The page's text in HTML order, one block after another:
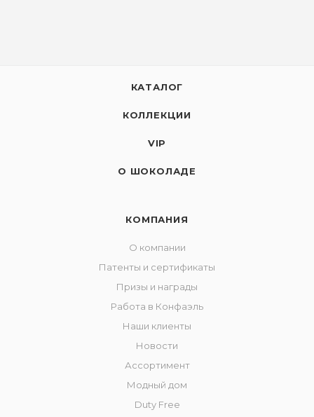
КАТАЛОГ
КОЛЛЕКЦИИ
VIP
О ШОКОЛАДЕ
КОМПАНИЯ
О компании
Патенты и сертификаты
Призы и награды
Работа в Конфаэль
Наши клиенты
Новости
Ассортимент
Модный дом
Duty Free